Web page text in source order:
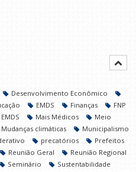
Desenvolvimento Econômico
EMDS Finanças
FNP
EMDS Mais Médicos
Meio
Mudanças climáticas
Municipalismo
precatórios
Prefeitos
Reunião Geral
Reunião Regional
Seminário Sustentabilidade